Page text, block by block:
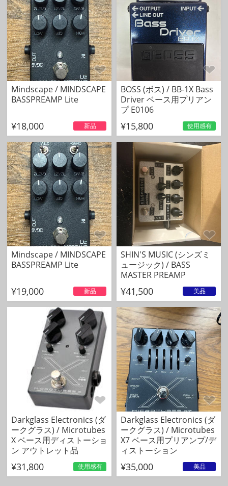
Mindscape / MINDSCAPE
BASSPREAMP Lite
¥18,000 新品
BOSS (ボス) / BB-1X Bass
Driver ベース用プリアン
プ E0106
¥15,800 使用感有
Mindscape / MINDSCAPE
BASSPREAMP Lite
¥19,000 新品
SHIN'S MUSIC (シンズミ
ュージック) / BASS
MASTER PREAMP
¥41,500 美品
Darkglass Electronics (ダ
ークグラス) / Microtubes
X ベース用ディストーショ
ン アウトレット品
¥31,800 使用感有
Darkglass Electronics (ダ
ークグラス) / Microtubes
X7 ベース用プリアンプ/デ
ィストーション
¥35,000 美品